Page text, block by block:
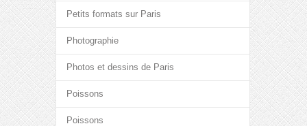
Petits formats sur Paris
Photographie
Photos et dessins de Paris
Poissons
Poissons